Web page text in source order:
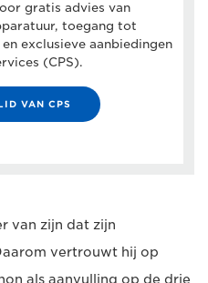
gratis advies van
toegang tot
exclusieve aanbiedingen
(CPS).
VAN CPS
van zijn dat zijn
vertrouwt hij op
als aanvulling op de drie